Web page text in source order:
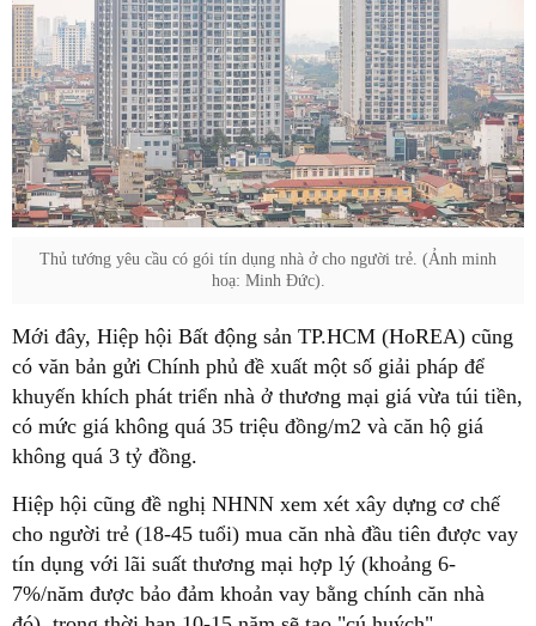
Thủ tướng yêu cầu có gói tín dụng nhà ở cho người trẻ. (Ảnh minh
hoạ: Minh Đức).
Mới đây, Hiệp hội Bất động sản TP.HCM (HoREA) cũng
có văn bản gửi Chính phủ đề xuất một số giải pháp để
khuyến khích phát triển nhà ở thương mại giá vừa túi tiền,
có mức giá không quá 35 triệu đồng/m2 và căn hộ giá
không quá 3 tỷ đồng.
Hiệp hội cũng đề nghị NHNN xem xét xây dựng cơ chế
cho người trẻ (18-45 tuổi) mua căn nhà đầu tiên được vay
tín dụng với lãi suất thương mại hợp lý (khoảng 6-
7%/năm được bảo đảm khoản vay bằng chính căn nhà